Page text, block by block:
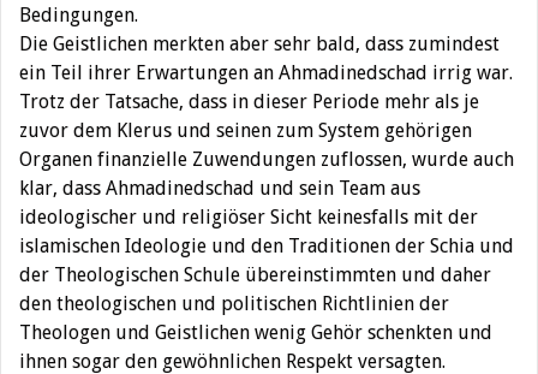
Bedingungen.
Die Geistlichen merkten aber sehr bald, dass zumindest
ein Teil ihrer Erwartungen an Ahmadinedschad irrig war.
Trotz der Tatsache, dass in dieser Periode mehr als je
zuvor dem Klerus und seinen zum System gehörigen
Organen finanzielle Zuwendungen zuflossen, wurde auch
klar, dass Ahmadinedschad und sein Team aus
ideologischer und religiöser Sicht keinesfalls mit der
islamischen Ideologie und den Traditionen der Schia und
der Theologischen Schule übereinstimmten und daher
den theologischen und politischen Richtlinien der
Theologen und Geistlichen wenig Gehör schenkten und
ihnen sogar den gewöhnlichen Respekt versagten.